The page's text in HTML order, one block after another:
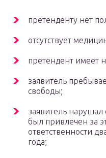
претенденту нет
отсутствует
претендент имеет
заявитель
свободы;
заявитель
был привлечен за
ответственности
года;